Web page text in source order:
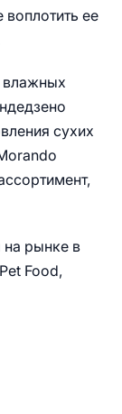
воплотить ее
влажных
сухих
на рынке в
Food,